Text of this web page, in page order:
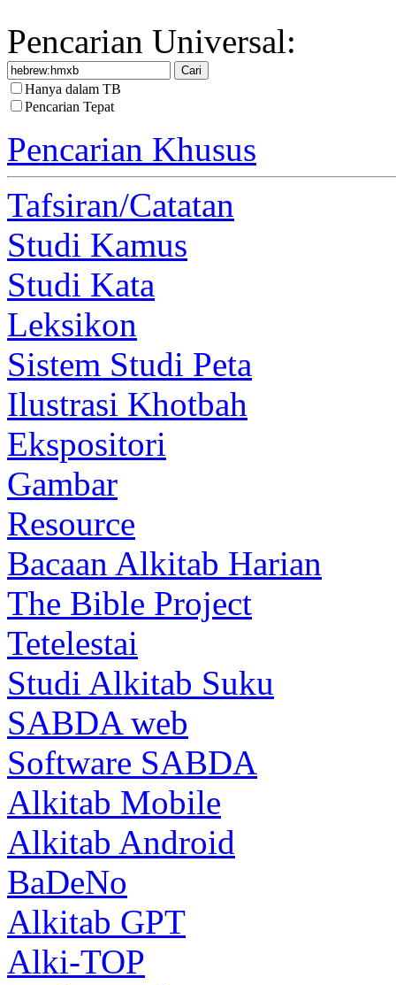
Pencarian Universal:
Hanya dalam TB
Pencarian Tepat
Pencarian Khusus
Tafsiran/Catatan
Studi Kamus
Studi Kata
Leksikon
Sistem Studi Peta
Ilustrasi Khotbah
Ekspositori
Gambar
Resource
Bacaan Alkitab Harian
The Bible Project
Tetelestai
Studi Alkitab Suku
SABDA web
Software SABDA
Alkitab Mobile
Alkitab Android
BaDeNo
Alkitab GPT
Alki-TOP